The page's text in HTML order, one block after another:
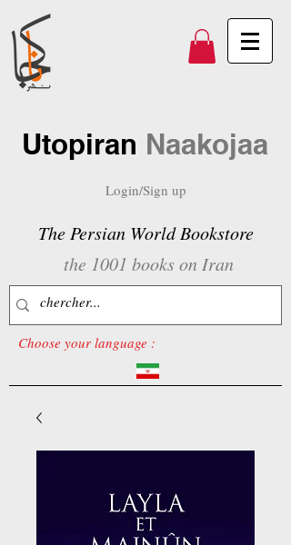
Utopiran Naakojaa
Login/Sign up
The Persian World Bookstore
the 1001 books on Iran
Choose your language :